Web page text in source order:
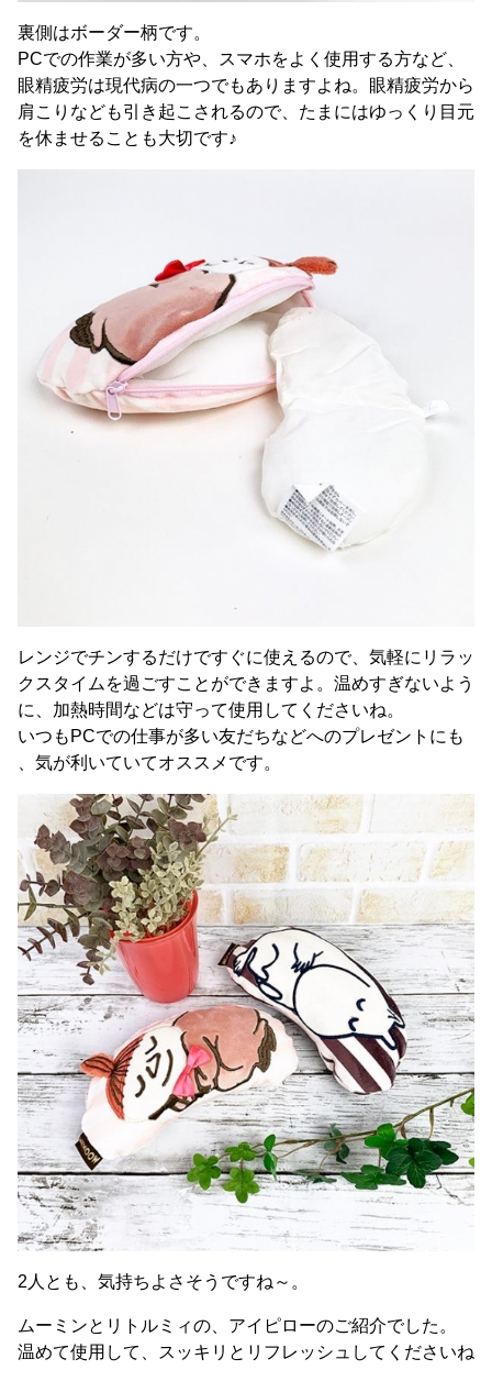
裏側はボーダー柄です。
PCでの作業が多い方や、スマホをよく使用する方など、
眼精疲労は現代病の一つでもありますよね。眼精疲労から
肩こりなども引き起こされるので、たまにはゆっくり目元
を休ませることも大切です♪
レンジでチンするだけですぐに使えるので、気軽にリラッ
クスタイムを過ごすことができますよ。温めすぎないよう
に、加熱時間などは守って使用してくださいね。
いつもPCでの仕事が多い友だちなどへのプレゼントにも
、気が利いていてオススメです。
2人とも、気持ちよさそうですね～。
ムーミンとリトルミィの、アイピローのご紹介でした。
温めて使用して、スッキリとリフレッシュしてくださいね